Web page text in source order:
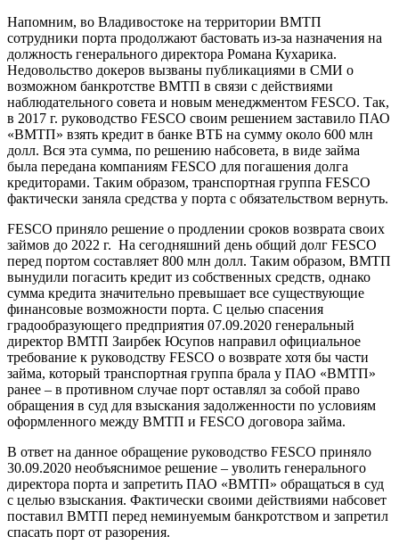
Напомним, во Владивостоке на территории ВМТП
сотрудники порта продолжают бастовать из-за назначения на
должность генерального директора Романа Кухарика.
Недовольство докеров вызваны публикациями в СМИ о
возможном банкротстве ВМТП в связи с действиями
наблюдательного совета и новым менеджментом FESCO. Так,
в 2017 г. руководство FESCO своим решением заставило ПАО
«ВМТП» взять кредит в банке ВТБ на сумму около 600 млн
долл. Вся эта сумма, по решению набсовета, в виде займа
была передана компаниям FESCO для погашения долга
кредиторами. Таким образом, транспортная группа FESCO
фактически заняла средства у порта с обязательством вернуть.
FESCO приняло решение о продлении сроков возврата своих
займов до 2022 г. На сегодняшний день общий долг FESCO
перед портом составляет 800 млн долл. Таким образом, ВМТП
вынудили погасить кредит из собственных средств, однако
сумма кредита значительно превышает все существующие
финансовые возможности порта. С целью спасения
градообразующего предприятия 07.09.2020 генеральный
директор ВМТП Заирбек Юсупов направил официальное
требование к руководству FESCO о возврате хотя бы части
займа, который транспортная группа брала у ПАО «ВМТП»
ранее – в противном случае порт оставлял за собой право
обращения в суд для взыскания задолженности по условиям
оформленного между ВМТП и FESCO договора займа.
В ответ на данное обращение руководство FESCO приняло
30.09.2020 необъяснимое решение – уволить генерального
директора порта и запретить ПАО «ВМТП» обращаться в суд
с целью взыскания. Фактически своими действиями набсовет
поставил ВМТП перед неминуемым банкротством и запретил
спасать порт от разорения.